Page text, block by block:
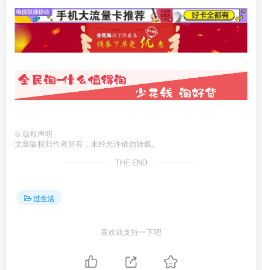
© 版权声明
文章版权归作者所有，未经允许请勿转载。
THE END
过生活
喜欢就支持一下吧